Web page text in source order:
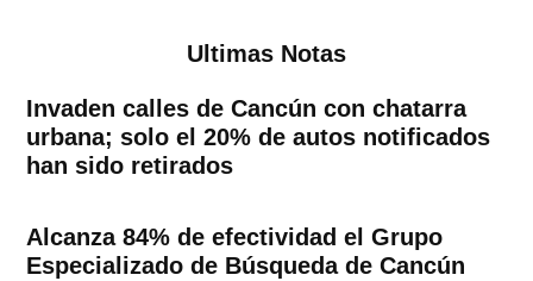
Ultimas Notas
Invaden calles de Cancún con chatarra
urbana; solo el 20% de autos notificados
han sido retirados
Alcanza 84% de efectividad el Grupo
Especializado de Búsqueda de Cancún